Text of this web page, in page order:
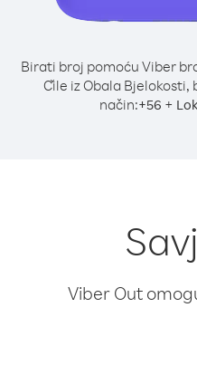
Birati broj pomoću Viber
Čile iz Obala
način:+56 +
Viber Out